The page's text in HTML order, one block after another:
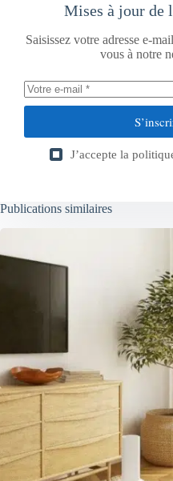
Mises à jour de
Saisissez votre adresse e-
vous à notre
J’accepte la
Publications similaires